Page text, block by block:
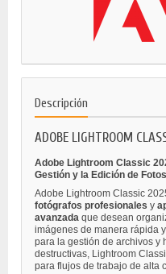
Descripción
ADOBE LIGHTROOM
Adobe Lightroom Classic
Gestión y la Edición de
Adobe Lightroom Classic
fotógrafos profesionales y
avanzada que desean
imágenes de manera rápida
para la gestión de archivos y
destructivas, Lightroom
para flujos de trabajo de alta